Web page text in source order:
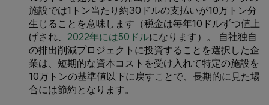
施設では1トン当たり約30ドルの支払いが10万トン分
生じることを意味します（税金は毎年10ドルずつ値上
げされ、 2022年には50ドルになります）。 自社独自
の排出削減プロジェクトに投資することを選択した企
業は、短期的な資本コストを受け入れて特定の施設を
10万トンの基準値以下に戻すことで、長期的に見た場
合には節約となります。